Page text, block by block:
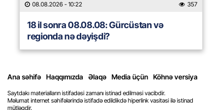
08.08.2026 - 10:22 357
18 il sonra 08.08.08: Gürcüstan və
regionda nə dəyişdi?
Ana səhifə Haqqımızda Əlaqə Media üçün Köhnə versiya
Saytdakı materialların istifadəsi zamanı istinad edilməsi vacibdir.
Məlumat internet səhifələrində istifadə edildikdə hiperlink vasitəsi ilə istinad
mütləqdir.